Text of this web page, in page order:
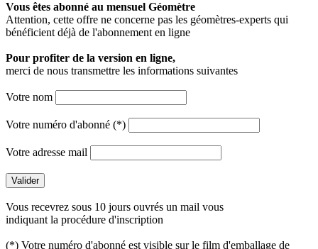
Vous êtes abonné au mensuel Géomètre
Attention, cette offre ne concerne pas les géomètres-experts qui
bénéficient déjà de l'abonnement en ligne
Pour profiter de la version en ligne,
merci de nous transmettre les informations suivantes
Votre nom
Votre numéro d'abonné (*)
Votre adresse mail
Vous recevrez sous 10 jours ouvrés un mail vous
indiquant la procédure d'inscription
(*) Votre numéro d'abonné est visible sur le film d'emballage de